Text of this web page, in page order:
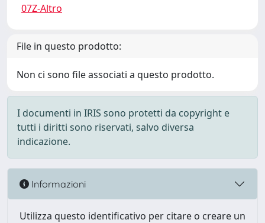
07Z-Altro
File in questo prodotto:
Non ci sono file associati a questo prodotto.
I documenti in IRIS sono protetti da copyright e
tutti i diritti sono riservati, salvo diversa
indicazione.
Informazioni
Utilizza questo identificativo per citare o creare un